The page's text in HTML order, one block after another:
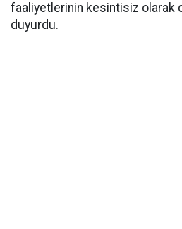
faaliyetlerinin kesintisiz olarak
duyurdu.